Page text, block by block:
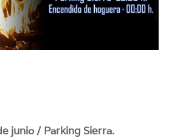
junio / Parking Sierra.